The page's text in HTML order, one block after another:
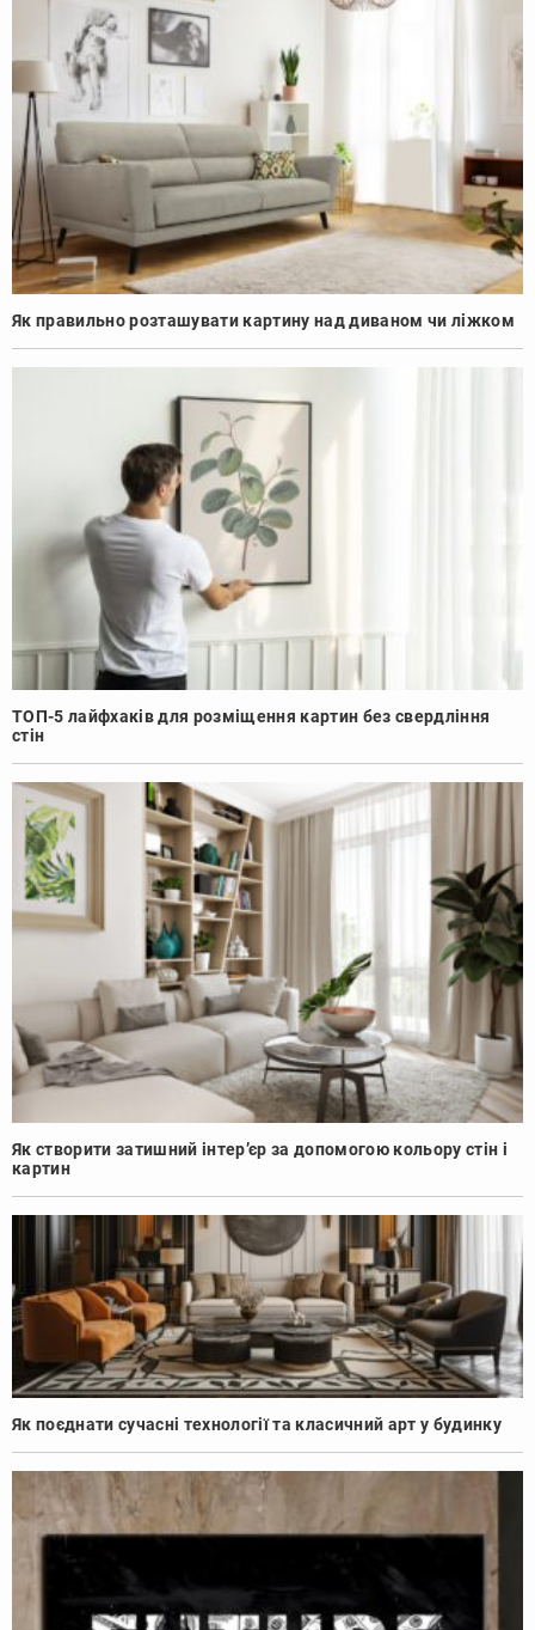
Як правильно розташувати картину над диваном чи ліжком
ТОП-5 лайфхаків для розміщення картин без свердління
стін
Як створити затишний інтер’єр за допомогою кольору стін і
картин
Як поєднати сучасні технології та класичний арт у будинку